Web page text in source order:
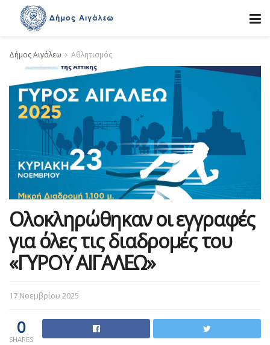
Δήμος Αιγάλεω Αθλητισμός
Ολοκληρώθηκαν οι εγγραφές
για όλες τις διαδρομές του
«ΓΥΡΟΥ ΑΙΓΑΛΕΩ»
17 Νοεμβρίου 2025
0
SHARES